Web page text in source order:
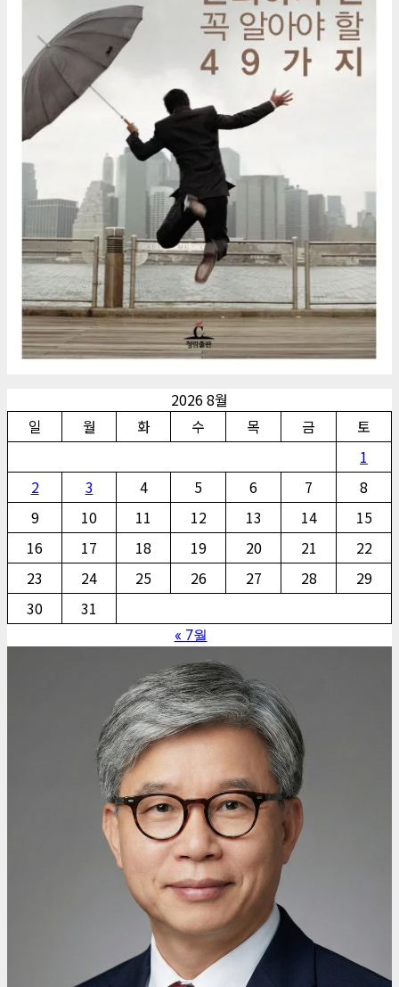
2026 8월
일
월 화 수 목 금
토
1
2
3 4 5 6 7
8
9
10 11 12 13 14
15
16
17 18 19 20 21
22
23
24 25 26 27 28
29
30
31
« 7월